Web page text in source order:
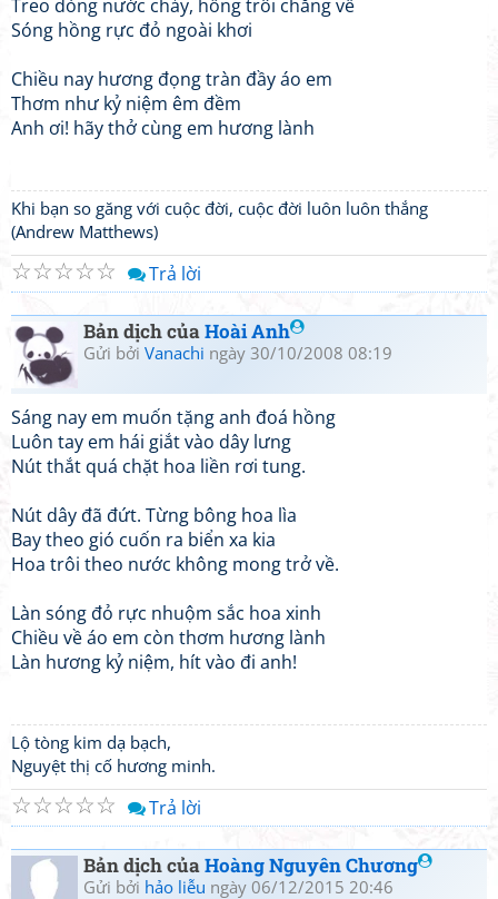
Treo dòng nước chảy, hồng trôi chẳng về
Sóng hồng rực đỏ ngoài khơi
Chiều nay hương đọng tràn đầy áo em
Thơm như kỷ niệm êm đềm
Anh ơi! hãy thở cùng em hương lành
Khi bạn so găng với cuộc đời, cuộc đời luôn luôn thắng
(Andrew Matthews)
☆
☆
☆
☆
☆ Trả lời
Bản dịch củaHoài Anh
Gửi bởi Vanachi ngày 30/10/2008 08:19
Sáng nay em muốn tặng anh đoá hồng
Luôn tay em hái giắt vào dây lưng
Nút thắt quá chặt hoa liền rơi tung.
Nút dây đã đứt. Từng bông hoa lìa
Bay theo gió cuốn ra biển xa kia
Hoa trôi theo nước không mong trở về.
Làn sóng đỏ rực nhuộm sắc hoa xinh
Chiều về áo em còn thơm hương lành
Làn hương kỷ niệm, hít vào đi anh!
Lộ tòng kim dạ bạch,
Nguyệt thị cố hương minh.
☆
☆
☆
☆
☆ Trả lời
Bản dịch củaHoàng Nguyên Chương
Gửi bởi hảo liễu ngày 06/12/2015 20:46